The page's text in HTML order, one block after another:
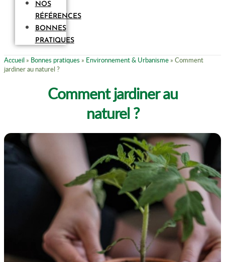
NOS
RÉFÉRENCES
BONNES
PRATIQUES
Accueil » Bonnes pratiques » Environnement & Urbanisme » Comment
jardiner au naturel ?
Comment jardiner au
naturel ?